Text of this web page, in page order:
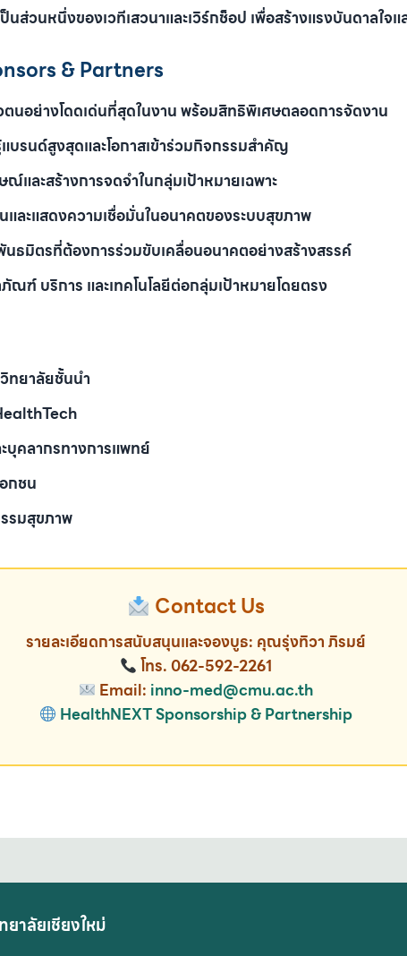
นส่วนหนึ่งของเวทีเสวนาและเวิร์กช็อป เพื่อสร้างแรงบันดาลใจ
& Partners
นอย่างโดดเด่นที่สุดในงาน พร้อมสิทธิพิเศษตลอดการจัดงาน
บรนด์สูงสุดและโอกาสเข้าร่วมกิจกรรมสำคัญ
ณ์และสร้างการจดจำในกลุ่มเป้าหมายเฉพาะ
ละแสดงความเชื่อมั่นในอนาคตของระบบสุขภาพ
นธมิตรที่ต้องการร่วมขับเคลื่อนอนาคตอย่างสร้างสรรค์
ณฑ์ บริการ และเทคโนโลยีต่อกลุ่มเป้าหมายโดยตรง
ทยาลัยชั้นนำ
บุคลากรทางการแพทย์
กชน
รมสุขภาพ
Contact Us
รายละเอียดการสนับสนุนและจองบูธ: คุณรุ่งทิวา ภิรมย์
โทร. 062-592-2261
Email: inno-med@cmu.ac.th
HealthNEXT Sponsorship & Partnership
าลัยเชียงใหม่